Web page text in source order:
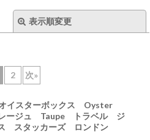
表示順変更
り込む
2 次»
オイスターボックス Oyster
ージュ Taupe トラベル ジ
ス スタッカーズ ロンドン